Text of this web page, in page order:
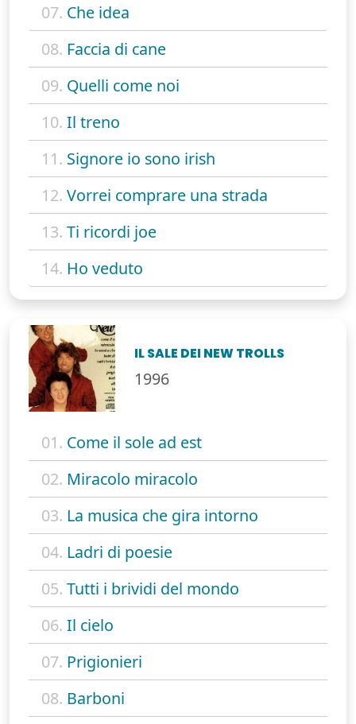
07. Che idea
08. Faccia di cane
09. Quelli come noi
10. Il treno
11. Signore io sono irish
12. Vorrei comprare una strada
13. Ti ricordi joe
14. Ho veduto
IL SALE DEI NEW TROLLS
1996
01. Come il sole ad est
02. Miracolo miracolo
03. La musica che gira intorno
04. Ladri di poesie
05. Tutti i brividi del mondo
06. Il cielo
07. Prigionieri
08. Barboni